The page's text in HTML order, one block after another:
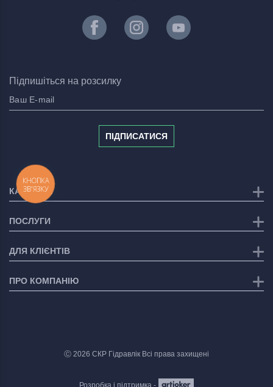
Підпишіться на розсилку
ПІДПИСАТИСЯ
КАТЕГОРІЇ
ПОСЛУГИ
ДЛЯ КЛІЄНТІВ
ПРО КОМПАНІЮ
Ⓒ 2026 СКР Гідравлік Всі права захищені
Розробка і підтримка -
КНОПКА
ЗВ'ЯЗКУ